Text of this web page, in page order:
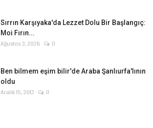
Sırrın Karşıyaka'da Lezzet Dolu Bir Başlangıç:
Moi Fırın...
Ağustos 3, 2026 0
Ben bilmem eşim bilir'de Araba Şanlıurfa'lının
oldu
Aralık 15, 2012 0